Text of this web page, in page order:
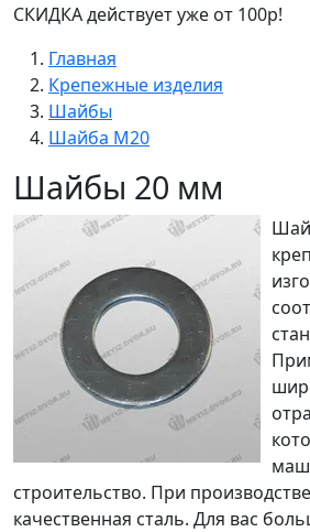
СКИДКА действует уже от 100р!
Главная
Крепежные изделия
Шайбы
Шайба М20
Шайбы 20 мм
строительство. При
качественная сталь. Для вас